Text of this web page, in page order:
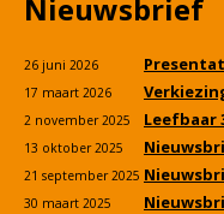
Nieuwsbrief
26 juni 2026
17 maart 2026
2 november 2025 Leefbaar
13 oktober 2025
21 september 2025
30 maart 2025